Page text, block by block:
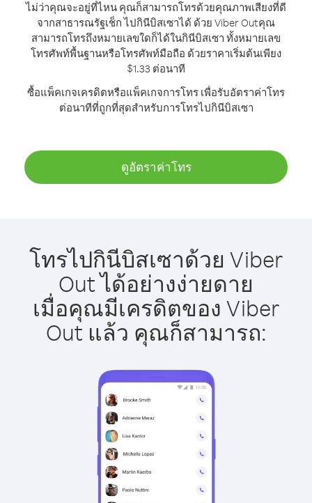
ไม่ว่าคุณจะอยู่ที่ไหน คุณก็สามารถโทรด้วยคุณภาพเสียงที่ดี
จากสาธารณรัฐเช็ก ไปกินีบิสเซาได้ ด้วย Viber Outคุณ
สามารถโทรถึงหมายเลขใดก็ได้ในกินีบิสเซา ทั้งหมายเลข
โทรศัพท์พื้นฐานหรือโทรศัพท์มือถือ ด้วยราคาเริ่มต้นเพียง
$1.33 ต่อนาที
ซื้อแพ็คเกจเครดิตหรือแพ็คเกจการโทร เพื่อรับอัตราค่าโทร
ต่อนาทีที่ถูกที่สุดสำหรับการโทรไปกินีบิสเซา
ดูอัตราค่าโทร
โทรไปกินีบิสเซาด้วย Viber
Out ได้อย่างง่ายดาย
เมื่อคุณมีเครดิตของ Viber
Out แล้ว คุณก็สามารถ: